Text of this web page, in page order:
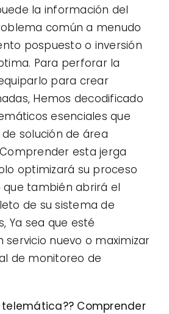
la información del
común a menudo
pospuesto o inversión
Para perforar la
para crear
Hemos decodificado
esenciales que
solución de área
esta jerga
optimizará su proceso
también abrirá el
de su sistema de
Ya sea que esté
servicio nuevo o maximizar
de monitoreo de
Comprender